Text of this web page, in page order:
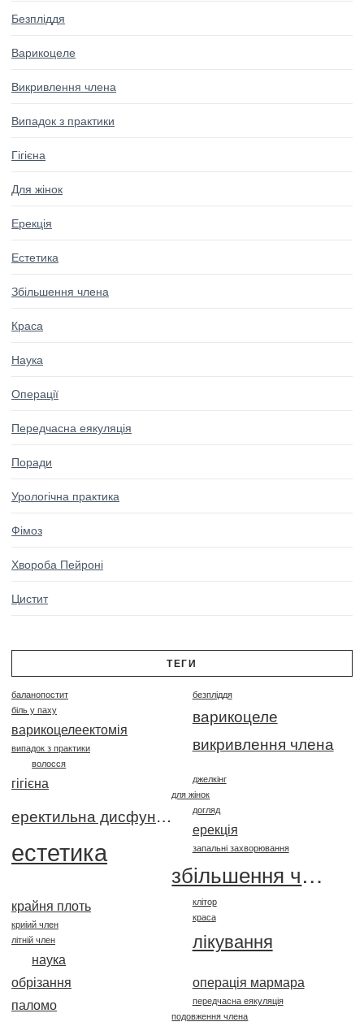
Безпліддя
Варикоцеле
Викривлення члена
Випадок з практики
Гігієна
Для жінок
Ерекція
Естетика
Збільшення члена
Краса
Наука
Операції
Передчасна еякуляція
Поради
Урологічна практика
Фімоз
Хвороба Пейроні
Цистит
ТЕГИ
баланопостит
безпліддя
біль у паху
варикоцеле
варикоцелеектомія
викривлення члена
випадок з практики
волосся
гігієна
джелкінг
для жінок
догляд
еректильна дисфункція
ерекція
естетика запальні захворювання
збільшення члена
клітор
крайня плоть
краса
криіий член
лікування
літній член
наука
обрізання
операція мармара
паломо
передчасна еякуляція
подовження члена